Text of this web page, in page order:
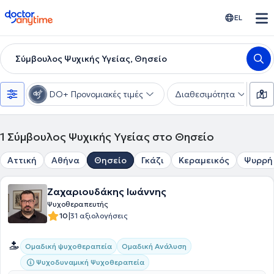
doctoranytime EL
Σύμβουλος Ψυχικής Υγείας, Θησείο
DO+ Προνομιακές τιμές Διαθεσιμότητα
1 Σύμβουλος Ψυχικής Υγείας στο Θησείο
Αττική Αθήνα Θησείο Γκάζι Κεραμεικός Ψυρρή
Ζαχαριουδάκης Ιωάννης
Ψυχοθεραπευτής
10|31 αξιολογήσεις
Ομαδική ψυχοθεραπεία
Ομαδική Ανάλυση
Ψυχοδυναμική Ψυχοθεραπεία